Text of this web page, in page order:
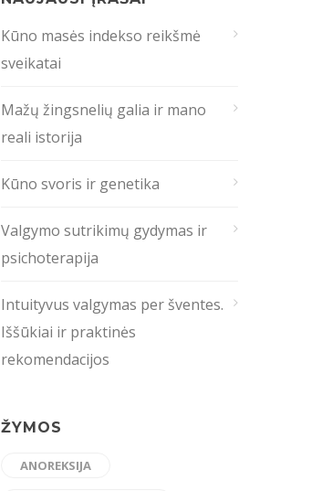
Kūno masės indekso reikšmė
sveikatai
Mažų žingsnelių galia ir mano
reali istorija
Kūno svoris ir genetika
Valgymo sutrikimų gydymas ir
psichoterapija
Intuityvus valgymas per šventes.
Iššūkiai ir praktinės
rekomendacijos
ŽYMOS
ANOREKSIJA